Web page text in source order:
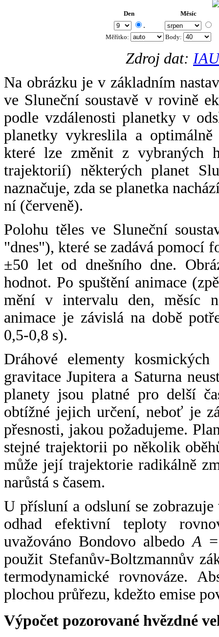
Den Měsíc
.
Měřítko: Body:
Zdroj dat:
Na obrázku je v základním
ve Sluneční soustavě v rovině
podle vzdálenosti planetky v
planetky vykreslila a
které lze změnit z vybraných
trajektorií) některých planet
naznačuje, zda se planetka
ní (červeně).
Polohu těles ve Sluneční
"dnes"), které se zadává pomocí
±50 let od dnešního dne.
hodnot. Po spuštění animace
mění v intervalu den, měsíc
animace je závislá na době
0,5-0,8 s).
Dráhové elementy
gravitace Jupitera a Saturna
planety jsou platné pro delší
obtížné jejich určení, neboť je
přesnosti, jakou požadujeme.
stejné trajektorii po několik
může její trajektorie radikálně
narůstá s časem.
U přísluní a odsluní se
odhad efektivní teploty
uvažováno Bondovo albedoA
použit Stefanův-Boltzmannův
termodynamické rovnováze.
plochou průřezu, kdežto emise
Výpočet pozorované hvězdné